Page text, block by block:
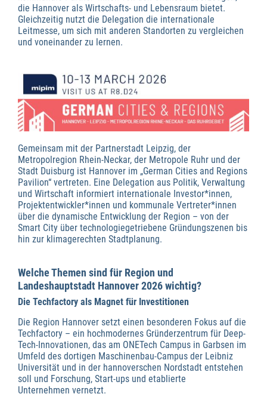
die Hannover als Wirtschafts- und Lebensraum bietet.
Gleichzeitig nutzt die Delegation die internationale
Leitmesse, um sich mit anderen Standorten zu vergleichen
und voneinander zu lernen.
Gemeinsam mit der Partnerstadt Leipzig, der
Metropolregion Rhein-Neckar, der Metropole Ruhr und der
Stadt Duisburg ist Hannover im „German Cities and Regions
Pavilion“ vertreten. Eine Delegation aus Politik, Verwaltung
und Wirtschaft informiert internationale Investor*innen,
Projektentwickler*innen und kommunale Vertreter*innen
über die dynamische Entwicklung der Region – von der
Smart City über technologiegetriebene Gründungszenen bis
hin zur klimagerechten Stadtplanung.
Welche Themen sind für Region und
Landeshauptstadt Hannover 2026 wichtig?
Die Techfactory als Magnet für Investitionen
Die Region Hannover setzt einen besonderen Fokus auf die
Techfactory – ein hochmodernes Gründerzentrum für Deep-
Tech-Innovationen, das am ONETech Campus in Garbsen im
Umfeld des dortigen Maschinenbau-Campus der Leibniz
Universität und in der hannoverschen Nordstadt entstehen
soll und Forschung, Start-ups und etablierte
Unternehmen vernetzt.